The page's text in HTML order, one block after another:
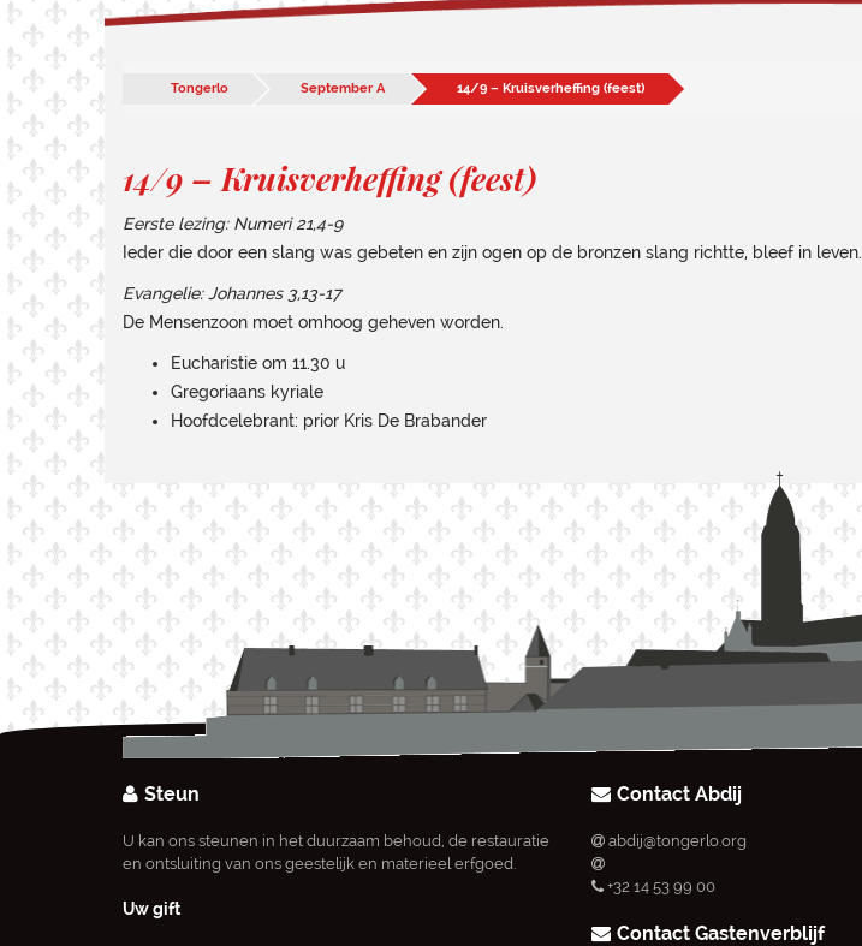
Tongerlo September A 14/9 – Kruisverheffing (feest)
14/9 – Kruisverheffing (feest)
Eerste lezing: Numeri 21,4-9
Ieder die door een slang was gebeten en zijn ogen op de bronzen slang richtte, bleef in leven.
Evangelie: Johannes 3,13-17
De Mensenzoon moet omhoog geheven worden.
Eucharistie om 11.30 u
Gregoriaans kyriale
Hoofdcelebrant: prior Kris De Brabander
Steun
U kan ons steunen in het duurzaam behoud, de restauratie
en ontsluiting van ons geestelijk en materieel erfgoed.
Uw gift
Contact Abdij
abdij@tongerlo.org
+32 14 53 99 00
Contact Gastenverblijf